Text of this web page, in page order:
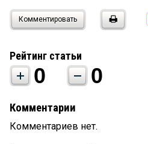
Комментировать
Рейтинг статьи
0 0
Комментарии
Комментариев нет.